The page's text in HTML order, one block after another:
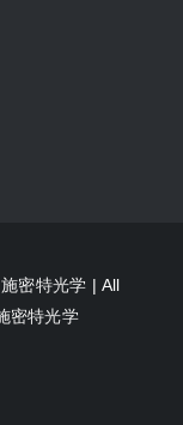
施密特光学 | All
密特光学